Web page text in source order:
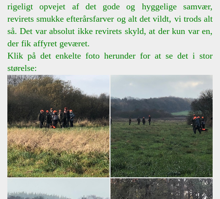
rigeligt opvejet af det gode og hyggelige samvær,
revirets smukke efterårsfarver og alt det vildt, vi trods alt
så. Det var absolut ikke revirets skyld, at der kun var en,
der fik affyret geværet.
Klik på det enkelte foto herunder for at se det i stor
størelse: